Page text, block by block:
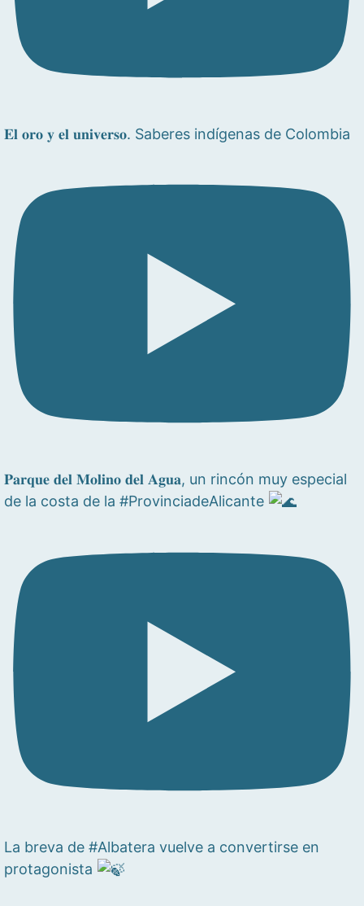
𝐄𝐥 𝐨𝐫𝐨 𝐲 𝐞𝐥 𝐮𝐧𝐢𝐯𝐞𝐫𝐬𝐨. Saberes indígenas de Colombia
𝐏𝐚𝐫𝐪𝐮𝐞 𝐝𝐞𝐥 𝐌𝐨𝐥𝐢𝐧𝐨 𝐝𝐞𝐥 𝐀𝐠𝐮𝐚, un rincón muy especial
de la costa de la #ProvinciadeAlicante
La breva de #Albatera vuelve a convertirse en
protagonista